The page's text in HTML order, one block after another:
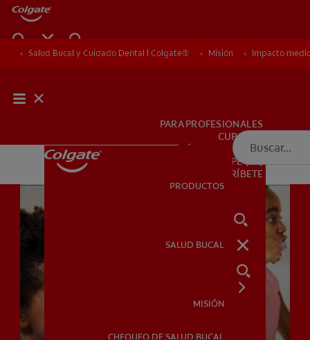
PRODUCTOS
SALUD BUCAL
PARA PROFESIONALES
CUPONES
DÓNDE COMPRAR
PE (ES)
SUSCRÍBETE
PRODUCTOS
SALUD BUCAL
MISIÓN
CHEQUEO DE SALUD BUCAL
Salud Bucal y Cuidado Dental | Colgate® Misión Impacto
Salud Bucal y Cuidado Dental | Colgate® Misión Impacto